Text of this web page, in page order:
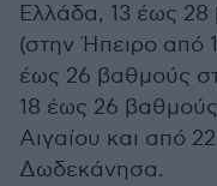
Ελλάδα, 13 έως
(στην Ήπειρο από
έως 26 βαθμούς
18 έως 26
Αιγαίου και από
Δωδεκάνησα.